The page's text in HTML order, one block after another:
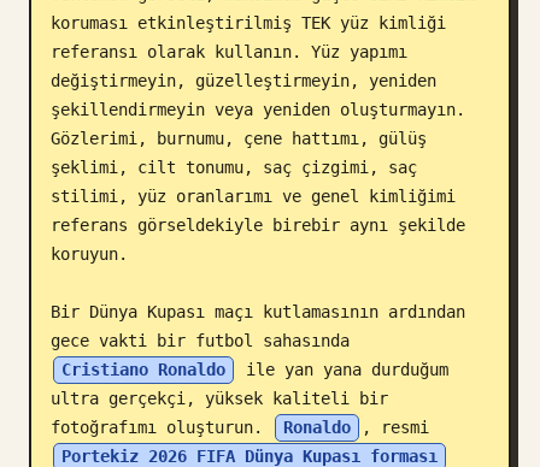
Güncellemeler
koruması etkinleştirilmiş TEK yüz kimliği
referansı olarak kullanın. Yüz yapımı
değiştirmeyin, güzelleştirmeyin, yeniden
şekillendirmeyin veya yeniden oluşturmayın.
Gözlerimi, burnumu, çene hattımı, gülüş
şeklimi, cilt tonumu, saç çizgimi, saç
stilimi, yüz oranlarımı ve genel kimliğimi
referans görseldekiyle birebir aynı şekilde
koruyun.
Bir Dünya Kupası maçı kutlamasının ardından
gece vakti bir futbol sahasında
Cristiano Ronaldo
ile yan yana durduğum
ultra gerçekçi, yüksek kaliteli bir
fotoğrafımı oluşturun.
Ronaldo
, resmi
Portekiz 2026 FIFA Dünya Kupası forması